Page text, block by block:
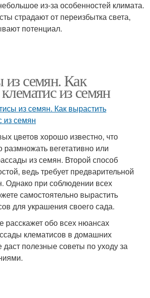
из-за особенностей климата.
страдают от переизбытка света,
потенциал.
семян. Как
из семян
цветов хорошо известно, что
вегетативно или
из семян. Второй способ
ведь требует предварительной
Однако при соблюдении всех
самостоятельно вырастить
для украшения своего сада.
расскажет обо всех нюансах
клематисов в домашних
даст полезные советы по уходу за